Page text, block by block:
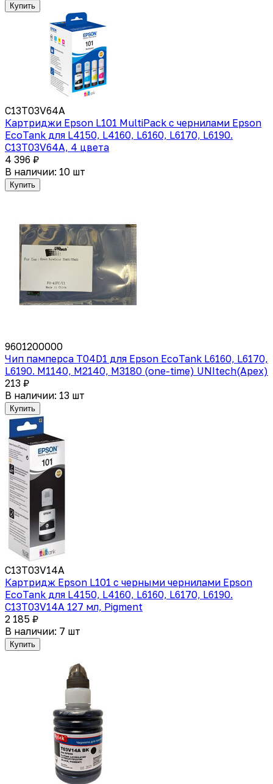
Купить
C13T03V64A
Картриджи Epson L101 MultiPack с чернилами Epson
EcoTank для L4150, L4160, L6160, L6170, L6190.
C13T03V64A, 4 цвета
4 396 ₽
В наличии: 10 шт
Купить
9601200000
Чип памперса T04D1 для Epson EcoTank L6160, L6170,
L6190. M1140, M2140, M3180 (one-time) UNItech(Apex)
213 ₽
В наличии: 13 шт
Купить
C13T03V14A
Картридж Epson L101 с черными чернилами Epson
EcoTank для L4150, L4160, L6160, L6170, L6190.
C13T03V14A 127 мл, Pigment
2 185 ₽
В наличии: 7 шт
Купить